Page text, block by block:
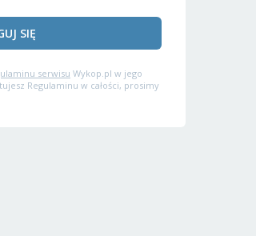
SIĘ
serwisu Wykop.pl w jego
Regulaminu w całości, prosimy